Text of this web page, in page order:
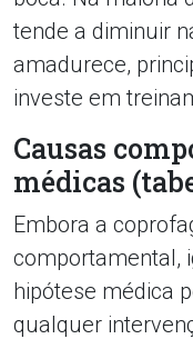
tende a diminuir
amadurece,
investe em
Causas
médicas
Embora a
comportamental,
hipótese médica
qualquer